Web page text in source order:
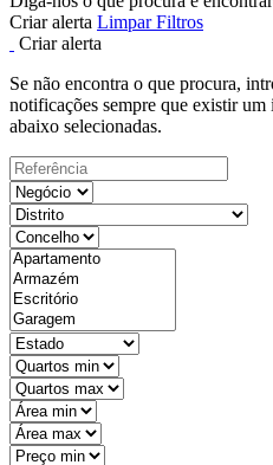
Criar alerta Limpar Filtros
Criar alerta
Se não encontra o que procura,
notificações sempre que existir
abaixo selecionadas.